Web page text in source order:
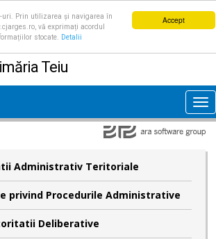
Accept
uri. Prin utilizarea și navigarea în
vă exprimați acordul
stocate.
Detalii
Teiu
Administrativ Teritoriale
privind Procedurile Administrative
Deliberative